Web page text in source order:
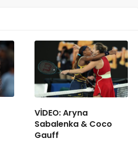
VİDEO: Aryna
Sabalenka & Coco
Gauff